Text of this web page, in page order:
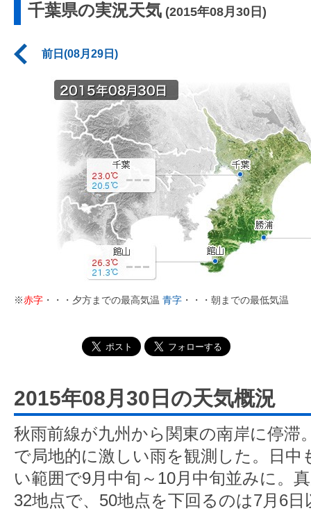
千葉県の実況天気 (2015年08月30日)
前日(08月29日)
※赤字 ・・・夕方までの最高気温 青字 ・・・朝までの最低気温
2015年08月30日の天気概況
秋雨前線が九州から関東の南岸に停滞
で局地的に激しい雨を観測した。日中
い範囲で9月中旬～10月中旬並みに。
32地点で、50地点を下回るのは7月6